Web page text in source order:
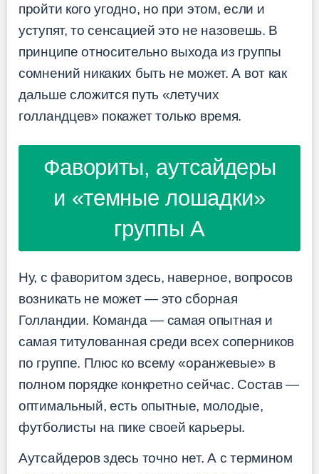
пройти кого угодно, но при этом, если и
уступят, то сенсацией это не назовешь. В
принципе относительно выхода из группы
сомнений никаких быть не может. А вот как
дальше сложится путь «летучих
голландцев» покажет только время.
Фавориты, аутсайдеры
и «темные лошадки»
группы A
Ну, с фаворитом здесь, наверное, вопросов
возникать не может — это сборная
Голландии. Команда — самая опытная и
самая титулованная среди всех соперников
по группе. Плюс ко всему «оранжевые» в
полном порядке конкретно сейчас. Состав —
оптимальный, есть опытные, молодые,
футболисты на пике своей карьеры.
Аутсайдеров здесь точно нет. А с термином